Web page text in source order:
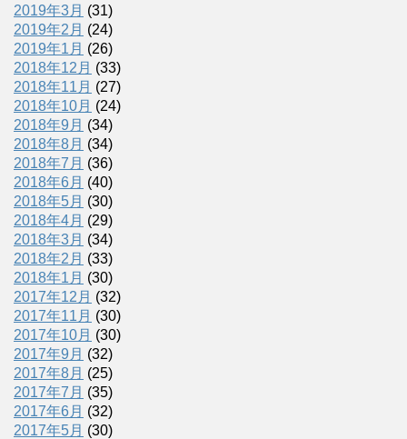
2019年3月 (31)
2019年2月 (24)
2019年1月 (26)
2018年12月 (33)
2018年11月 (27)
2018年10月 (24)
2018年9月 (34)
2018年8月 (34)
2018年7月 (36)
2018年6月 (40)
2018年5月 (30)
2018年4月 (29)
2018年3月 (34)
2018年2月 (33)
2018年1月 (30)
2017年12月 (32)
2017年11月 (30)
2017年10月 (30)
2017年9月 (32)
2017年8月 (25)
2017年7月 (35)
2017年6月 (32)
2017年5月 (30)